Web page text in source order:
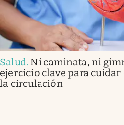
Salud. Ni caminata, ni
ejercicio clave para
la circulación